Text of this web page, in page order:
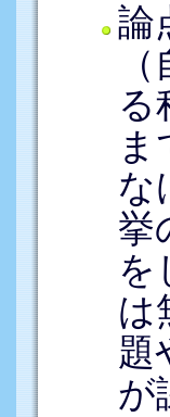
論
る
ま
な
挙
を
は
題
が